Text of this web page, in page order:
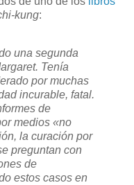
kung:
una segunda
Tenía
por muchas
incurable, fatal.
de
medios «no
la curación por
preguntan con
de
estos casos en